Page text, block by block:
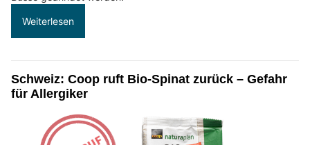
Weiterlesen
Schweiz: Coop ruft Bio-Spinat zurück – Gefahr
für Allergiker